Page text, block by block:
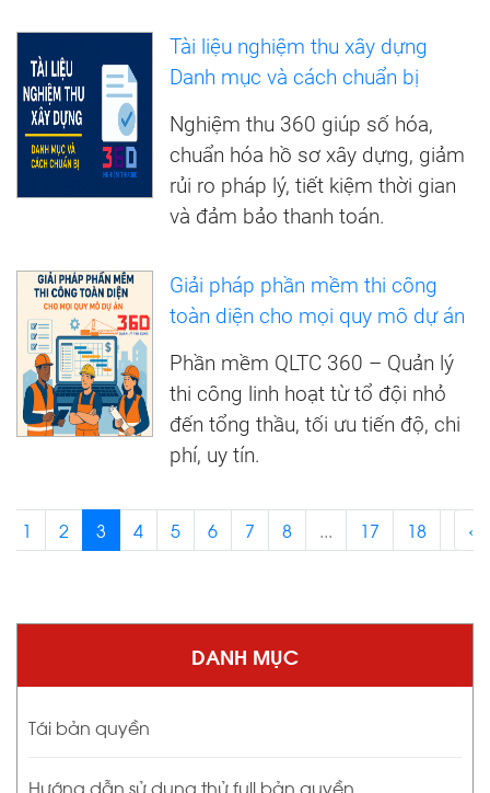
DANH MỤC
Tái bản quyền
Hướng dẫn sử dụng thử full bản quyền
Tài liệu nghiệm thu xây dựng
Danh mục và cách chuẩn bị
Nghiệm thu 360 giúp số hóa,
chuẩn hóa hồ sơ xây dựng, giảm
rủi ro pháp lý, tiết kiệm thời gian
và đảm bảo thanh toán.
Giải pháp phần mềm thi công
toàn diện cho mọi quy mô dự án
Phần mềm QLTC 360 – Quản lý
thi công linh hoạt từ tổ đội nhỏ
đến tổng thầu, tối ưu tiến độ, chi
phí, uy tín.
1 2 3 4 5 6 7 8 ... 17 18 ‹